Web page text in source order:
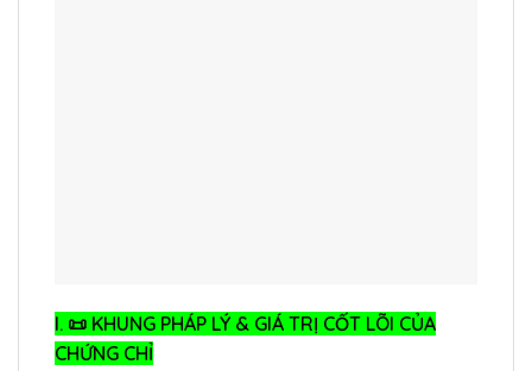
I. 📜 KHUNG PHÁP LÝ & GIÁ TRỊ CỐT LÕI CỦA
CHỨNG CHỈ